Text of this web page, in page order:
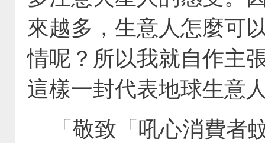
來越多，生意人怎麼可
情呢？所以我就自作主
這樣一封代表地球生意
「敬致「吼心消費